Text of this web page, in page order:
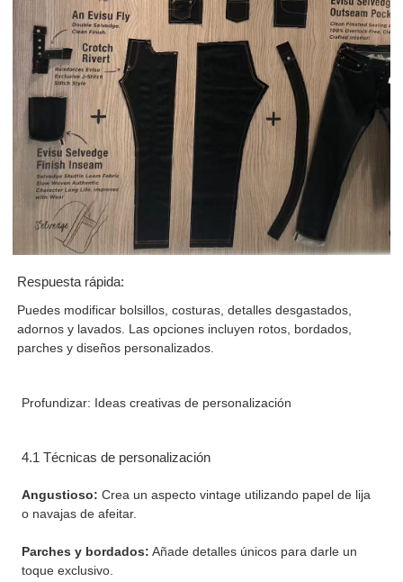
Respuesta rápida:
Puedes modificar bolsillos, costuras, detalles desgastados,
adornos y lavados. Las opciones incluyen rotos, bordados,
parches y diseños personalizados.
Profundizar: Ideas creativas de personalización
4.1 Técnicas de personalización
Angustioso:Crea un aspecto vintage utilizando papel de lija
o navajas de afeitar.
Parches y bordados: Añade detalles únicos para darle un
toque exclusivo.